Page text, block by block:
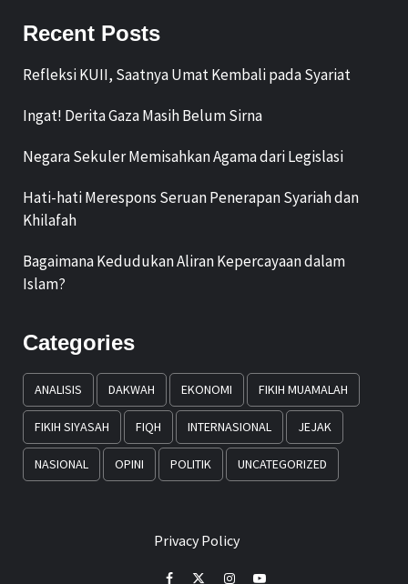
Recent Posts
Refleksi KUII, Saatnya Umat Kembali pada Syariat
Ingat! Derita Gaza Masih Belum Sirna
Negara Sekuler Memisahkan Agama dari Legislasi
Hati-hati Merespons Seruan Penerapan Syariah dan
Khilafah
Bagaimana Kedudukan Aliran Kepercayaan dalam
Islam?
Categories
ANALISIS DAKWAH EKONOMI FIKIH MUAMALAH
FIKIH SIYASAH FIQH INTERNASIONAL JEJAK
NASIONAL OPINI POLITIK UNCATEGORIZED
Privacy Policy
FacebookTwitterInstagramYoutube